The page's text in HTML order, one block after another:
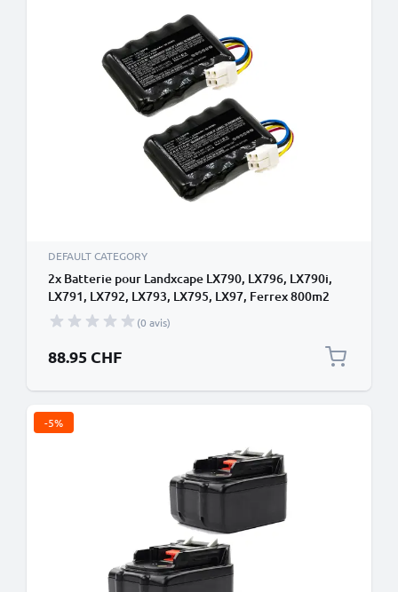
DEFAULT CATEGORY
2x Batterie pour Landxcape LX790, LX796, LX790i,
LX791, LX792, LX793, LX795, LX97, Ferrex 800m2
2021 (LA0001, LA0002) 2500mAh de CELLONIC
(0 avis)
88.95 CHF
-5%